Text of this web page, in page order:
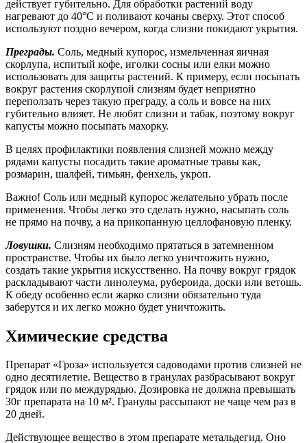
действует губительно. Для обработки растений воду
нагревают до 40°C и поливают кочаны сверху. Этот способ
используют поздно вечером, когда слизни покидают укрытия.
Преграды. Соль, медный купорос, измельченная яичная
скорлупа, испитый кофе, иголки сосны или елки можно
использовать для защиты растений. К примеру, если посыпать
вокруг растения скорлупой слизням будет неприятно
переползать через такую преграду, а соль и вовсе на них
губительно влияет. Не любят слизни и табак, поэтому вокруг
капусты можно посыпать махорку.
В целях профилактики появления слизней можно между
рядами капусты посадить такие ароматные травы как,
розмарин, шалфей, тимьян, фенхель, укроп.
Важно! Соль или медный купорос желательно убрать после
применения. Чтобы легко это сделать нужно, насыпать соль
не прямо на почву, а на прикопанную целлофановую пленку.
Ловушки. Слизням необходимо прятаться в затемненном
пространстве. Чтобы их было легко уничтожить нужно,
создать такие укрытия искусственно. На почву вокруг грядок
раскладывают части линолеума, рубероида, доски или ветошь.
К обеду особенно если жарко слизни обязательно туда
заберутся и их легко можно будет уничтожить.
Химические средства
Препарат «Гроза» используется садоводами против слизней не
одно десятилетие. Вещество в гранулах разбрасывают вокруг
грядок или по междурядью. Дозировка не должна превышать
30г препарата на 10 м². Гранулы рассыпают не чаще чем раз в
20 дней.
Действующее вещество в этом препарате метальдегид. Оно